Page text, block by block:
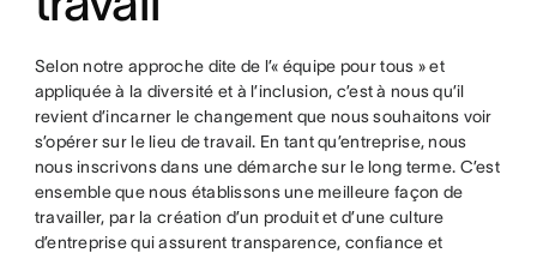
Selon notre approche dite de l’« équipe pour tous » et
appliquée à la diversité et à l’inclusion, c’est à nous qu’il
revient d’incarner le changement que nous souhaitons voir
s’opérer sur le lieu de travail. En tant qu’entreprise, nous
nous inscrivons dans une démarche sur le long terme. C’est
ensemble que nous établissons une meilleure façon de
travailler, par la création d’un produit et d’une culture
d’entreprise qui assurent transparence, confiance et